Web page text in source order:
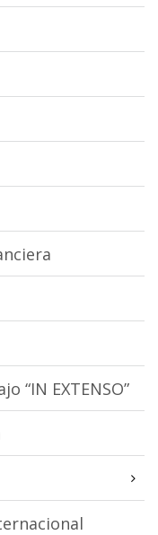
“IN EXTENSO”